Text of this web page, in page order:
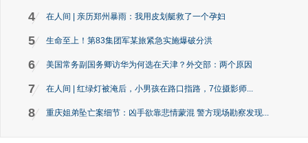
4 在人间 | 亲历郑州暴雨：我用皮划艇救了一个孕妇
5 生命至上！第83集团军某旅紧急实施爆破分洪
6 美国常务副国务卿访华为何选在天津？外交部：两个原因
7 在人间 | 红绿灯被淹后，小男孩在路口指路，7位摄影师...
8 重庆姐弟坠亡案细节：凶手欲靠悲情蒙混 警方现场勘察发现...